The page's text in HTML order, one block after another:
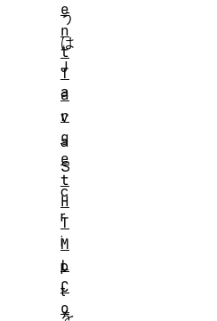
う
は
J
a
v
a
S
c
r
i
p
t
を
e
n
t
T
a
r
g
e
t
H
T
M
L
C
o